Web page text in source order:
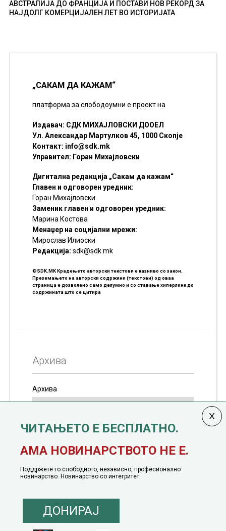
АВСТРАЛИЈА ДО ФРАНЦИЈА И ПОСТАВИ НОВ РЕКОРД ЗА
НАЈДОЛГ КОМЕРЦИЈАЛЕН ЛЕТ ВО ИСТОРИЈАТА
„САКАМ ДА КАЖАМ“
платформа за слободоумни е проект на
Издавач: СДК МИХАЈЛОВСКИ ДООЕЛ
Ул. Александар Мартулков 45, 1000 Скопје
Контакт: info@sdk.mk
Управител: Горан Михајловски
Дигитална редакција „Сакам да кажам“
Главен и одговорен уредник:
Горан Михајловски
Заменик главен и одговорен уредник:
Марина Костова
Менаџер на социјални мрежи:
Мирослав Илиоски
Редакцијa: sdk@sdk.mk
©SDK.MK Крадењето авторски текстови е казниво со закон.
Преземањето на авторски содржини (текстови) од оваа
страница е дозволено само делумно и со ставање хиперлинк до
содржината што се цитира
Архива
Архива
јануари, 1991 година
© 2016 - 2026 Сакам Да Кажам. Сите права задржани |
ЧИТАЊЕТО Е БЕСПЛАТНО.
АМА НОВИНАРСТВОТО НЕ Е.
Поддржете го слободното, независно, професионално
новинарство. Новинарство со интегритет.
ДОНИРАЈ